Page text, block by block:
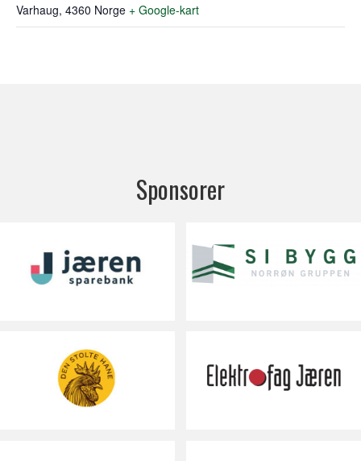
Varhaug, 4360 Norge + Google-kart
Sponsorer